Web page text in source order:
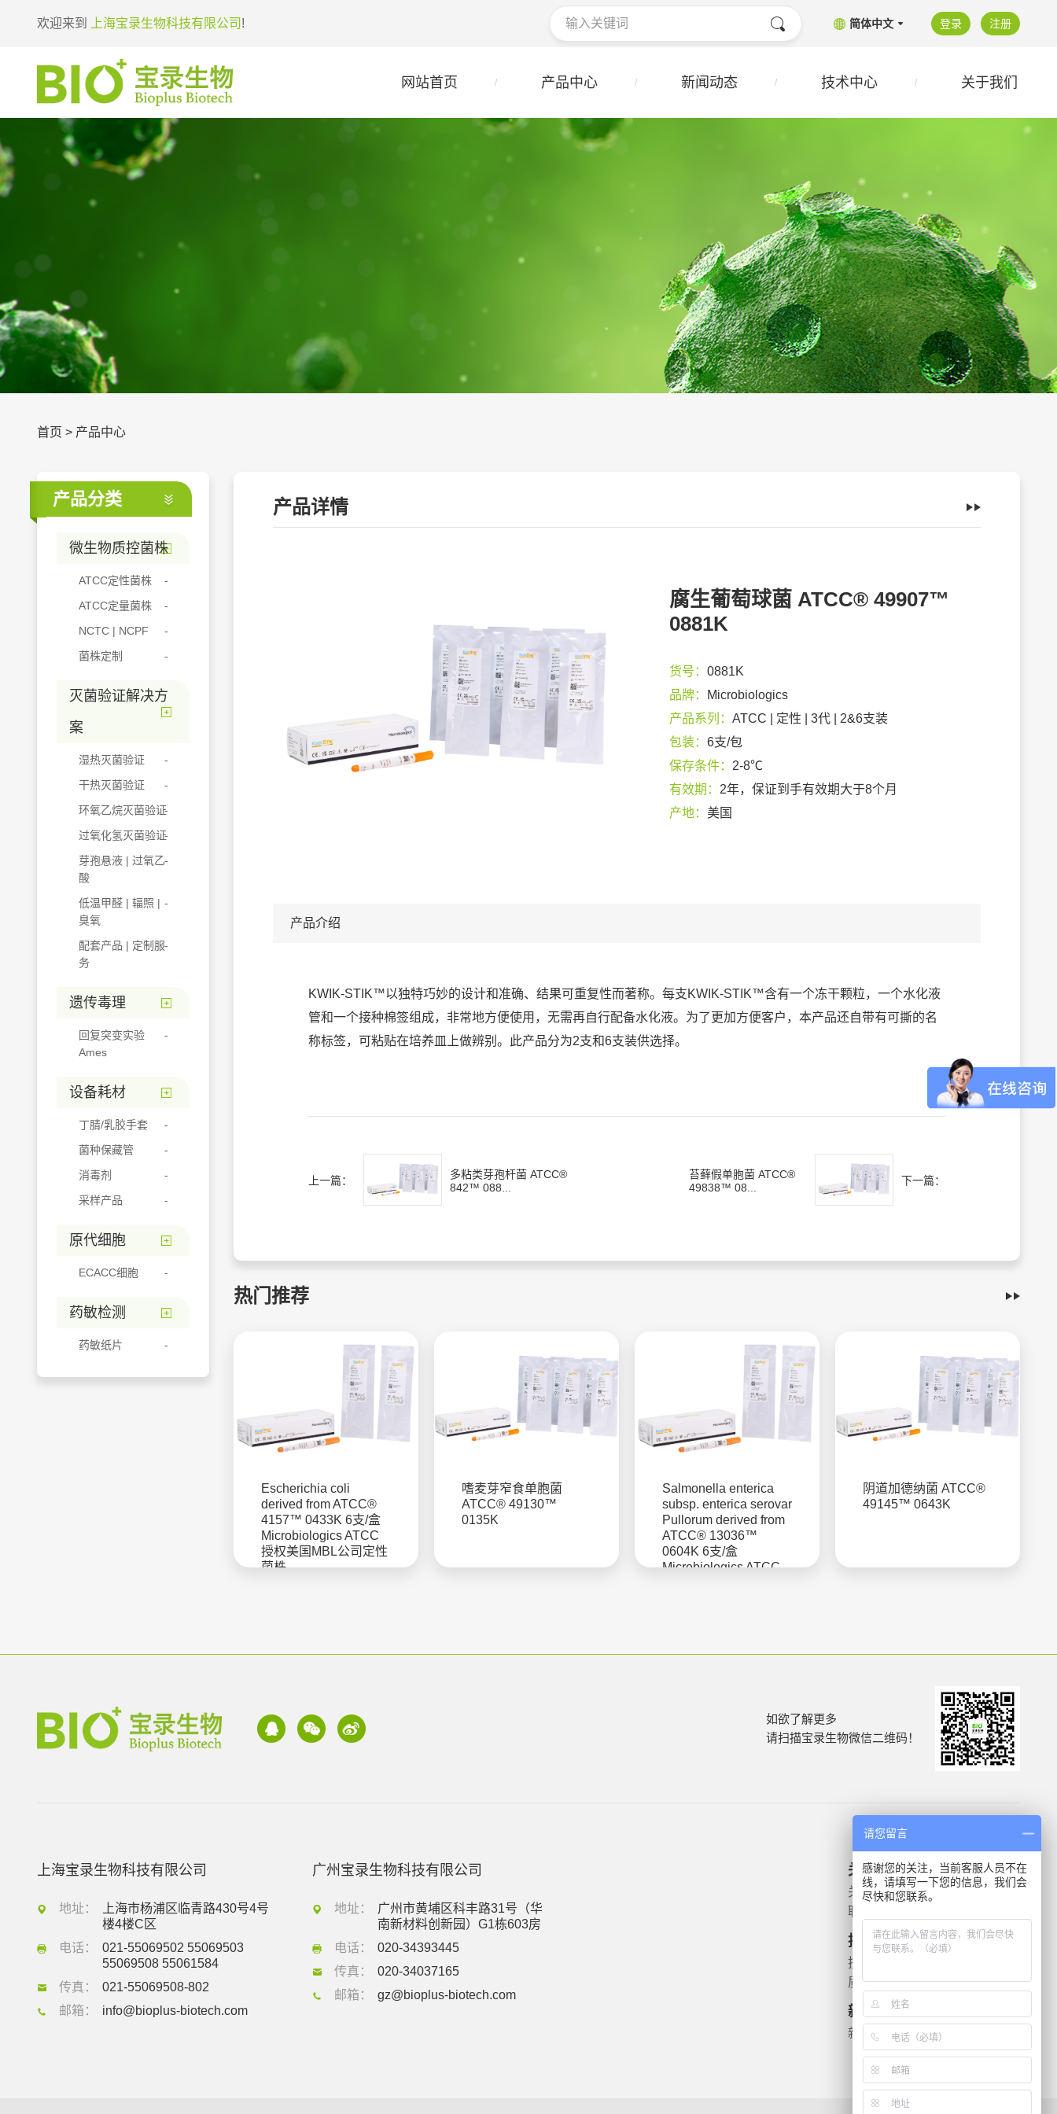
欢迎来到 上海宝录生物科技有限公司 ! 简体中文 登录 注册
网站首页 产品中心 新闻动态 技术中心 关于我们
首页 > 产品中心
产品分类
微生物质控菌株
ATCC定性菌株
ATCC定量菌株
NCTC | NCPF
菌株定制
灭菌验证解决方
案
湿热灭菌验证
干热灭菌验证
环氧乙烷灭菌验证
过氧化氢灭菌验证
芽孢悬液 | 过氧乙
酸
低温甲醛 | 辐照 |
臭氧
配套产品 | 定制服
务
遗传毒理
回复突变实验
Ames
设备耗材
丁腈/乳胶手套
菌种保藏管
消毒剂
采样产品
原代细胞
ECACC细胞
药敏检测
药敏纸片
产品详情
腐生葡萄球菌 ATCC® 49907™
0881K
货号： 0881K
品牌：
Microbiologics
产品系列： ATCC | 定性 | 3代 | 2&6支装
包装： 6支/包
保存条件： 2-8℃
有效期： 2年，保证到手有效期大于8个月
产地： 美国
产品介绍
KWIK-STIK™以独特巧妙的设计和准确、结果可重复性而著称。每支KWIK-STIK™含有一个冻干颗粒，一个水化液
管和一个接种棉签组成，非常地方便使用，无需再自行配备水化液。为了更加方便客户，本产品还自带有可撕的名
称标签，可粘贴在培养皿上做辨别。此产品分为2支和6支装供选择。
上一篇：
多粘类芽孢杆菌 ATCC®
842™ 088...
苔藓假单胞菌 ATCC®
49838™ 08...
下一篇：
热门推荐
Escherichia coli
derived from ATCC®
4157™ 0433K 6支/盒
Microbiologics ATCC
授权美国MBL公司定性
菌株
嗜麦芽窄食单胞菌
ATCC® 49130™
0135K
Salmonella enterica
subsp. enterica serovar
Pullorum derived from
ATCC® 13036™
0604K 6支/盒
Microbiologics ATCC
阴道加德纳菌 ATCC®
49145™ 0643K
如欲了解更多
请扫描宝录生物微信二维码！
上海宝录生物科技有限公司
地址：
上海市杨浦区临青路430号4号
楼4楼C区
电话：
021-55069502 55069503
55069508 55061584
传真：
021-55069508-802
邮箱：
info@bioplus-biotech.com
广州宝录生物科技有限公司
地址：
广州市黄埔区科丰路31号（华
南新材料创新园）G1栋603房
电话：
020-34393445
传真：
020-34037165
邮箱：
gz@bioplus-biotech.com
关于我们
关于我们
联系我们
技术支持
技术文档
质检报告
新闻资讯
新闻动态
产品信息
微生物质控菌株
遗传毒理
药敏检测
请您留言
感谢您的关注，当前客服人员不在
线，请填写一下您的信息，我们会
尽快和您联系。